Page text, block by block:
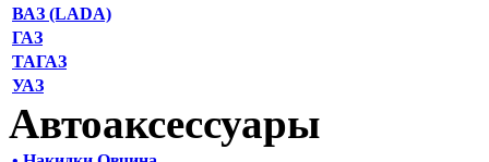
ВАЗ (LADA)
ГАЗ
ТАГАЗ
УАЗ
Автоаксессуары